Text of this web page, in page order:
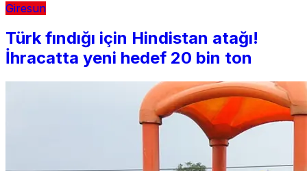
Giresun
Türk fındığı için Hindistan atağı!
İhracatta yeni hedef 20 bin ton